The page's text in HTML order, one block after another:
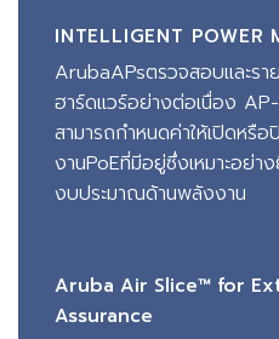
INTELLIGENT POWER
ArubaAPsตรวจสอบและร
ฮาร์ดแวร์อย่างต่อเนื่อง
สามารถกำหนดค่าให้เปิดหรื
งานPoEที่มีอยู่ซึ่งเหมาะอย่า
งบประมาณด้านพลังงาน
Aruba Air Slice™ for
Assurance